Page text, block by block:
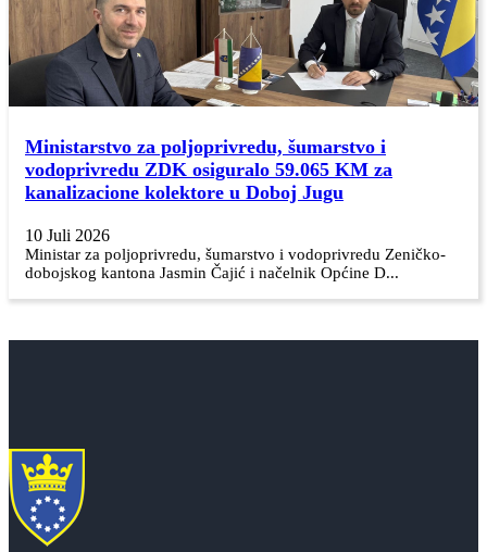
Ministarstvo za poljoprivredu, šumarstvo i
vodoprivredu ZDK osiguralo 59.065 KM za
kanalizacione kolektore u Doboj Jugu
10 Juli 2026
Ministar za poljoprivredu, šumarstvo i vodoprivredu Zeničko-
dobojskog kantona Jasmin Čajić i načelnik Općine D...